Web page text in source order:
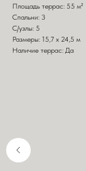
Площадь террас: 55 м²
Спальни: 3
С/узлы: 5
Размеры: 15,7 х 24,5 м
Наличие террас: Да